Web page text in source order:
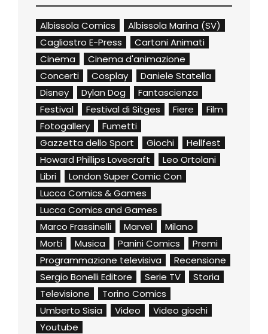
Albissola Comics
Albissola Marina (SV)
Cagliostro E-Press
Cartoni Animati
Cinema
Cinema d'animazione
Concerti
Cosplay
Daniele Statella
Disney
Dylan Dog
Fantascienza
Festival
Festival di Sitges Fiere
Film
Fotogallery
Fumetti
Gazzetta dello Sport
Giochi
Hellfest
Howard Phillips Lovecraft
Leo Ortolani
Libri
London Super Comic Con
Lucca Comics & Games
Lucca Comics and Games
Marco Frassinelli
Marvel
Milano
Morti
Musica Panini Comics
Premi
Programmazione televisiva
Recensione
Sergio Bonelli Editore
Serie TV
Storia
Televisione
Torino Comics
Umberto Sisia
Video
Video giochi
Youtube